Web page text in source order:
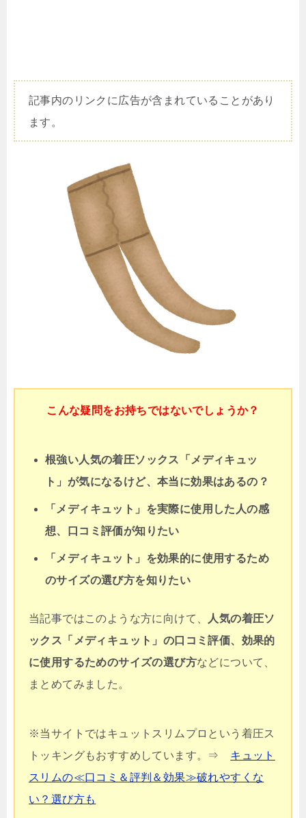
記事内のリンクに広告が含まれていることがあり
ます。
こんな疑問をお持ちではないでしょうか？
根強い人気の着圧ソックス「メディキュッ
ト」が気になるけど、本当に効果はあるの？
「メディキュット」を実際に使用した人の感
想、口コミ評価が知りたい
「メディキュット」を効果的に使用するため
のサイズの選び方を知りたい
当記事ではこのような方に向けて、
人気の着圧ソ
ックス「メディキュット」の口コミ評価、効果的
に使用するためのサイズの選び方などについて、
まとめてみました。
※当サイトではキュットスリムプロという着圧ス
トッキングもおすすめしています。⇒ キュット
スリムの≪口コミ＆評判＆効果≫破れやすくな
い？選び方も